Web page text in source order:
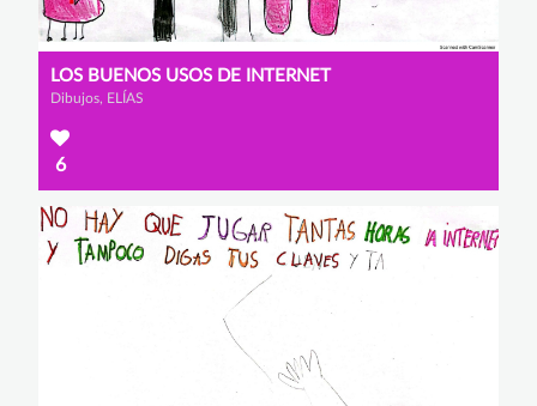
LOS BUENOS USOS DE INTERNET
Dibujos, ELÍAS
6